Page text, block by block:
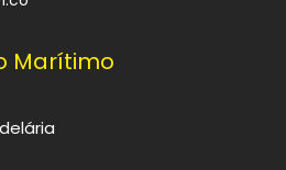
Marítimo